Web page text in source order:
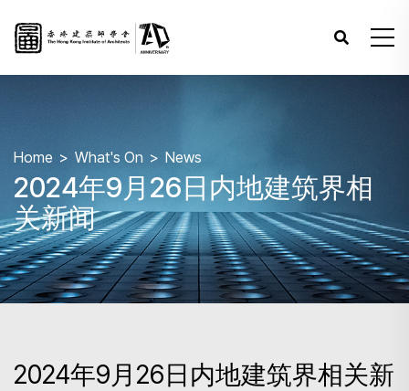
Home What's On News
2024年9月26日内地建筑界相
关新闻
2024年9月26日内地建筑界相关新